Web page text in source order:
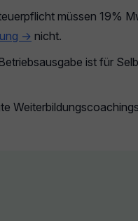
müssen 19%
→ nicht.
ist für